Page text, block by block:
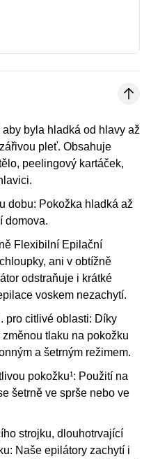
byla hladká od hlavy až
pleť. Obsahuje
peelingový kartáček,
dobu: Pokožka hladká až
domova.
Flexibilní Epilační
ani v obtížně
odstraňuje i krátké
voskem nezachytí.
pro citlivé oblasti: Díky
tlaku na pokožku
a šetrným režimem.
pokožku¹: Použití na
šetrně ve sprše nebo ve
strojku, dlouhotrvající
Naše epilátory zachytí i